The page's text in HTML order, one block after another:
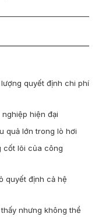
quyết định chi phí
hiện đại
quả lớn trong lò hơi
cốt lõi của công
quyết định cả hệ
nhưng không thể